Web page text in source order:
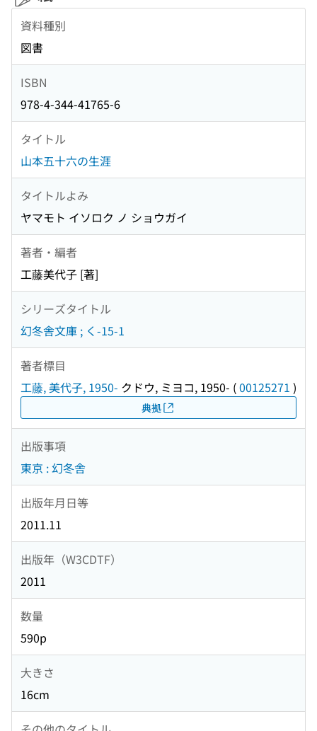
資料種別
図書
ISBN
978-4-344-41765-6
タイトル
山本五十六の生涯
タイトルよみ
ヤマモト イソロク ノ ショウガイ
著者・編者
工藤美代子 [著]
シリーズタイトル
幻冬舎文庫 ; く-15-1
著者標目
工藤, 美代子, 1950- クドウ, ミヨコ, 1950- (00125271 )
典拠
出版事項
東京 : 幻冬舎
出版年月日等
2011.11
出版年（W3CDTF）
2011
数量
590p
大きさ
16cm